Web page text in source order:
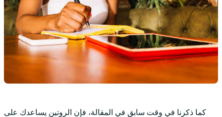
كما ذكرنا في وقت سابق في المقالة، فإن الروتين يساعدك على